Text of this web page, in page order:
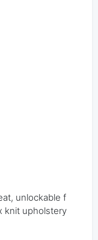
unlockable f
knit upholstery